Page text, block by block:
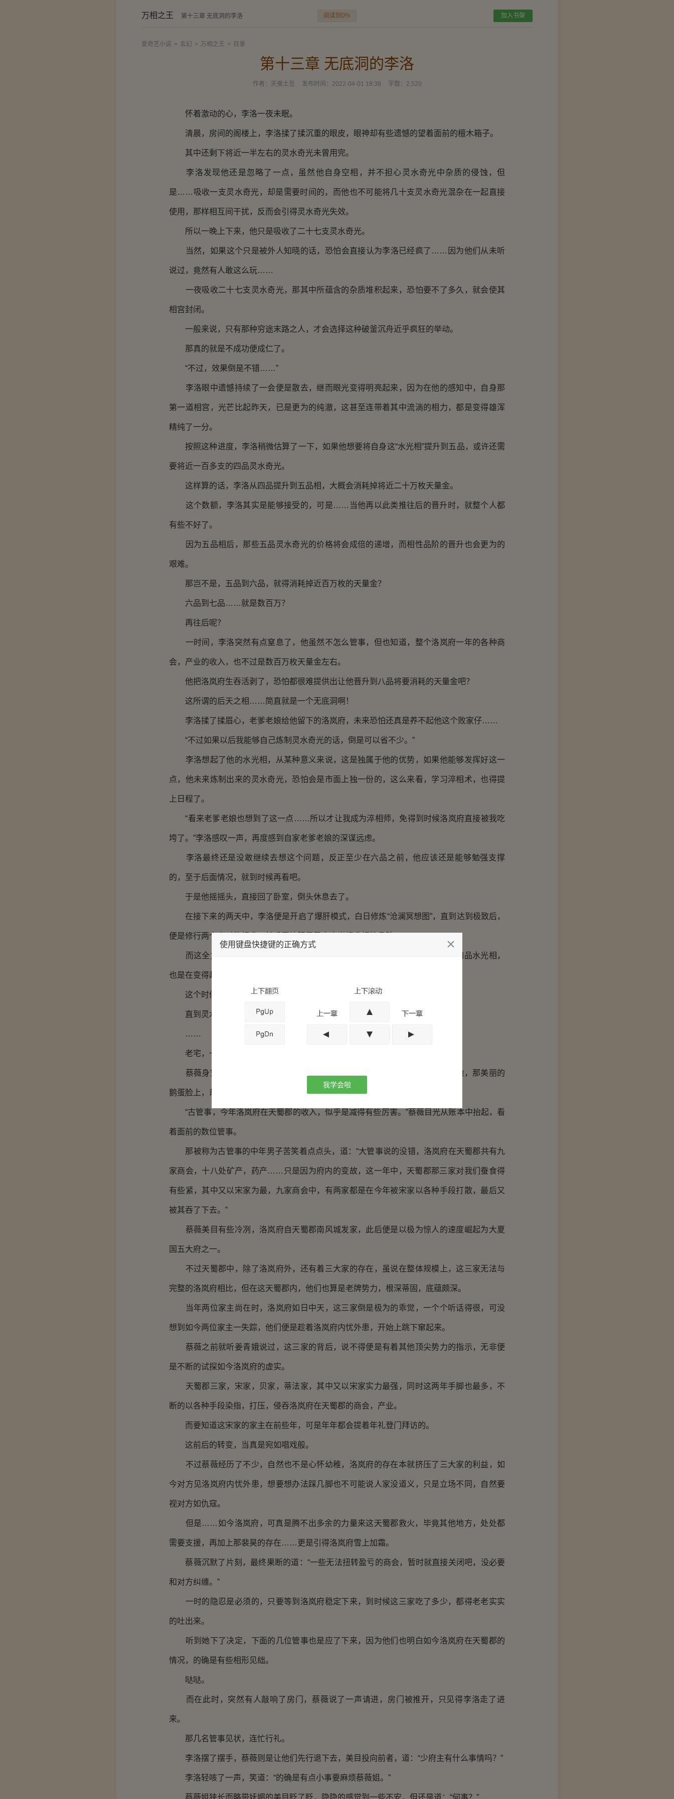
万相之王 第十三章 无底洞的李洛 阅读到0% 加入书架
爱奇艺小说 > 玄幻 > 万相之王 > 目录
第十三章 无底洞的李洛
作者： 天蚕土豆 发布时间： 2022-04-01 18:38 字数： 2,520
怀着激动的心，李洛一夜未眠。
清晨，房间的阁楼上，李洛揉了揉沉重的眼皮，眼神却有些遗憾的望着面前的檀木箱子。
其中还剩下将近一半左右的灵水奇光未曾用完。
李洛发现他还是忽略了一点，虽然他自身空相，并不担心灵水奇光中杂质的侵蚀，但
是……吸收一支灵水奇光，却是需要时间的，而他也不可能将几十支灵水奇光混杂在一起直接
使用，那样相互间干扰，反而会引得灵水奇光失效。
所以一晚上下来，他只是吸收了二十七支灵水奇光。
当然，如果这个只是被外人知晓的话，恐怕会直接认为李洛已经疯了……因为他们从未听
说过，竟然有人敢这么玩……
一夜吸收二十七支灵水奇光，那其中所蕴含的杂质堆积起来，恐怕要不了多久，就会使其
相宫封闭。
一般来说，只有那种穷途末路之人，才会选择这种破釜沉舟近乎疯狂的举动。
那真的就是不成功便成仁了。
“不过，效果倒是不错……”
李洛眼中遗憾持续了一会便是散去，继而眼光变得明亮起来，因为在他的感知中，自身那
第一道相宫，光芒比起昨天，已是更为的纯澈，这甚至连带着其中流淌的相力，都是变得雄浑
精纯了一分。
按照这种进度，李洛稍微估算了一下，如果他想要将自身这“水光相”提升到五品，或许还需
要将近一百多支的四品灵水奇光。
这样算的话，李洛从四品提升到五品相，大概会消耗掉将近二十万枚天量金。
这个数额，李洛其实是能够接受的，可是……当他再以此类推往后的晋升时，就整个人都
有些不好了。
因为五品相后，那些五品灵水奇光的价格将会成倍的递增，而相性品阶的晋升也会更为的
艰难。
那岂不是，五品到六品，就得消耗掉近百万枚的天量金？
六品到七品……就是数百万？
再往后呢？
一时间，李洛突然有点窒息了，他虽然不怎么管事，但也知道，整个洛岚府一年的各种商
会，产业的收入，也不过是数百万枚天量金左右。
他把洛岚府生吞活剥了，恐怕都很难提供出让他晋升到八品将要消耗的天量金吧？
这所谓的后天之相……简直就是一个无底洞啊！
李洛揉了揉眉心，老爹老娘给他留下的洛岚府，未来恐怕还真是养不起他这个败家仔……
“不过如果以后我能够自己炼制灵水奇光的话，倒是可以省不少。”
李洛想起了他的水光相，从某种意义来说，这是独属于他的优势，如果他能够发挥好这一
点，他未来炼制出来的灵水奇光，恐怕会是市面上独一份的，这么来看，学习淬相术，也得提
上日程了。
“看来老爹老娘也想到了这一点……所以才让我成为淬相师，免得到时候洛岚府直接被我吃
垮了。”李洛感叹一声，再度感到自家老爹老娘的深谋远虑。
李洛最终还是没敢继续去想这个问题，反正至少在六品之前，他应该还是能够勉强支撑
的，至于后面情况，就到时候再看吧。
于是他摇摇头，直接回了卧室，倒头休息去了。
在接下来的两天中，李洛便是开启了爆肝模式，白日修炼“沧澜冥想图”，直到达到极致后，
便是修行两个小时的相术，然后开始服用灵水奇光提升相性品阶。
而这全力修炼，效果也不错，他的相力等级迅速的提升到了第四印，自身的四品水光相，
也是在变得越来越精纯。
这个时候李洛感觉没有什么能够阻挡他的进步。
直到灵水奇光的告竭。
……
老宅，一间账房中。
蔡薇身穿长裙的坐在桌前，身姿窈窕，胸前弧度颇有些波涛汹涌，而此时的她，那美丽的
鹅蛋脸上，却是微蹙着柳眉的看着面前的一些账本。
“古管事，今年洛岚府在天蜀郡的收入，似乎是减得有些厉害。”蔡薇目光从账本中抬起，看
着面前的数位管事。
那被称为古管事的中年男子苦笑着点点头，道：“大管事说的没错，洛岚府在天蜀郡共有九
家商会，十八处矿产，药产……只是因为府内的变故，这一年中，天蜀郡那三家对我们蚕食得
有些紧，其中又以宋家为最，九家商会中，有两家都是在今年被宋家以各种手段打散，最后又
被其吞了下去。”
蔡薇美目有些冷冽，洛岚府自天蜀郡南风城发家，此后便是以极为惊人的速度崛起为大夏
国五大府之一。
不过天蜀郡中，除了洛岚府外，还有着三大家的存在，虽说在整体规模上，这三家无法与
完整的洛岚府相比，但在这天蜀郡内，他们也算是老牌势力，根深蒂固，底蕴颇深。
当年两位家主尚在时，洛岚府如日中天，这三家倒是极为的乖觉，一个个听话得很，可没
想到如今两位家主一失踪，他们便是趁着洛岚府内忧外患，开始上跳下窜起来。
蔡薇之前就听姜青娥说过，这三家的背后，说不得便是有着其他顶尖势力的指示，无非便
是不断的试探如今洛岚府的虚实。
天蜀郡三家，宋家，贝家，蒂法家，其中又以宋家实力最强，同时这两年手脚也最多，不
断的以各种手段染指，打压，侵吞洛岚府在天蜀郡的商会，产业。
而要知道这宋家的家主在前些年，可是年年都会提着年礼登门拜访的。
这前后的转变，当真是宛如唱戏般。
不过蔡薇经历了不少，自然也不是心怀幼稚，洛岚府的存在本就挤压了三大家的利益，如
今对方见洛岚府内忧外患，想要想办法踩几脚也不可能说人家没道义，只是立场不同，自然要
视对方如仇寇。
但是……如今洛岚府，可真是腾不出多余的力量来这天蜀郡救火，毕竟其他地方，处处都
需要支援，再加上那裴昊的存在……更是引得洛岚府雪上加霜。
蔡薇沉默了片刻，最终果断的道：“一些无法扭转盈亏的商会，暂时就直接关闭吧，没必要
和对方纠缠。”
一时的隐忍是必须的，只要等到洛岚府稳定下来，到时候这三家吃了多少，都得老老实实
的吐出来。
听到她下了决定，下面的几位管事也是应了下来，因为他们也明白如今洛岚府在天蜀郡的
情况，的确是有些相形见绌。
哒哒。
而在此时，突然有人敲响了房门，蔡薇说了一声请进，房门被推开，只见得李洛走了进
来。
那几名管事见状，连忙行礼。
李洛摆了摆手，蔡薇则是让他们先行退下去，美目投向前者，道：“少府主有什么事情吗？”
李洛轻咳了一声，笑道：“的确是有点小事要麻烦蔡薇姐。”
蔡薇姐狭长而略带妩媚的美目眨了眨，隐隐的感觉到一些不安，但还是道：“何事？”
使用键盘快捷键的正确方式
我学会啦